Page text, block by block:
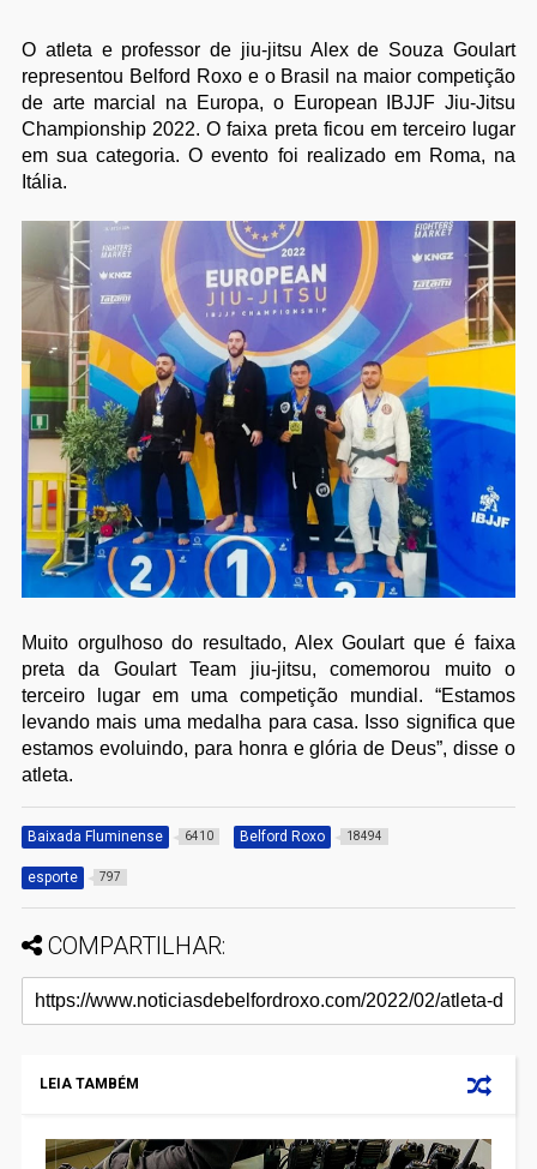
O atleta e professor de jiu-jitsu Alex de Souza Goulart
representou Belford Roxo e o Brasil na maior competição
de arte marcial na Europa, o European IBJJF Jiu-Jitsu
Championship 2022. O faixa preta ficou em terceiro lugar
em sua categoria. O evento foi realizado em Roma, na
Itália.
Muito orgulhoso do resultado, Alex Goulart que é faixa
preta da Goulart Team jiu-jitsu, comemorou muito o
terceiro lugar em uma competição mundial. “Estamos
levando mais uma medalha para casa. Isso significa que
estamos evoluindo, para honra e glória de Deus”, disse o
atleta.
Baixada Fluminense 6410 Belford Roxo 18494
esporte 797
COMPARTILHAR:
LEIA TAMBÉM